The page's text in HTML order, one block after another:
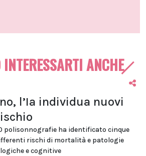
INTERESSARTI ANCHE
l’Ia individua nuovi
polisonnografie ha identificato cinque
rischi di mortalità e patologie
e cognitive